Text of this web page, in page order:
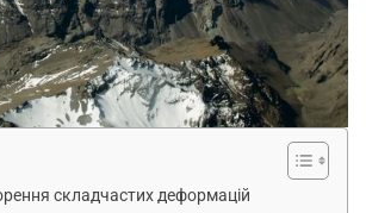
складчастих деформацій